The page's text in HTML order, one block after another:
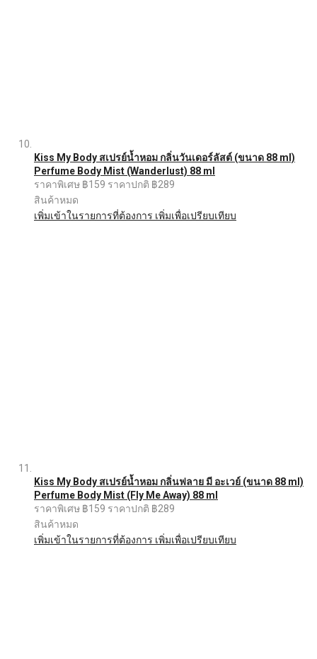
Kiss My Body สเปรย์น้ำหอม กลิ่นวันเดอร์ลัสต์ (ขนาด 88 ml)
Perfume Body Mist (Wanderlust) 88 ml
ราคาพิเศษ ฿159 ราคาปกติ ฿289
สินค้าหมด
เพิ่มเข้าในรายการที่ต้องการ เพิ่มเพื่อเปรียบเทียบ
Kiss My Body สเปรย์น้ำหอม กลิ่นฟลาย มี อะเวย์ (ขนาด 88 ml)
Perfume Body Mist (Fly Me Away) 88 ml
ราคาพิเศษ ฿159 ราคาปกติ ฿289
สินค้าหมด
เพิ่มเข้าในรายการที่ต้องการ เพิ่มเพื่อเปรียบเทียบ